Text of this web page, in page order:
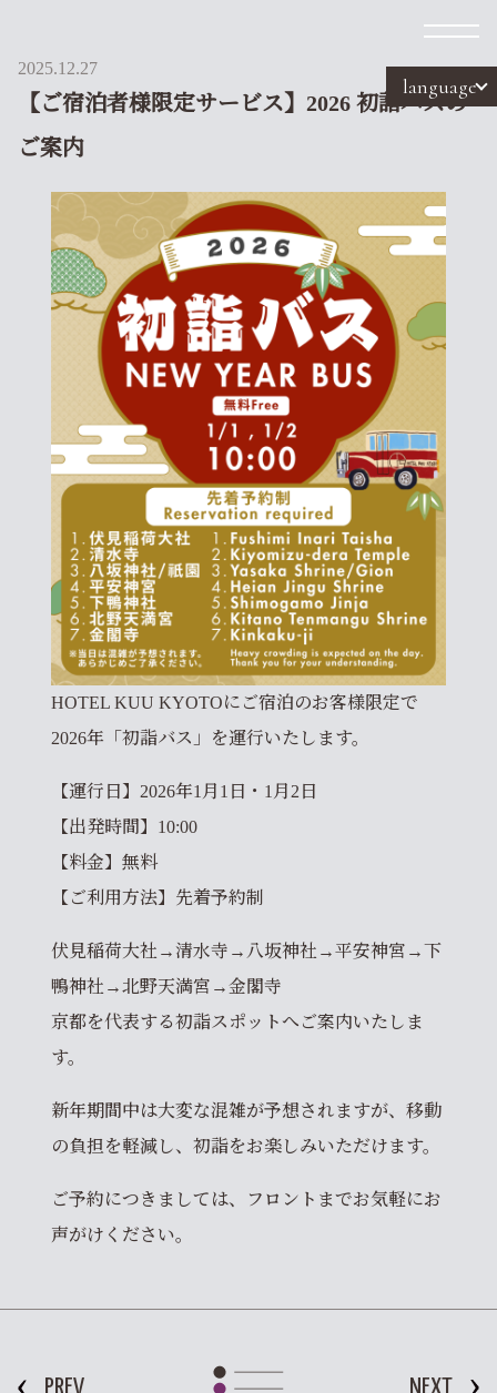
language
2025.12.27
【ご宿泊者様限定サービス】2026 初詣バスの
ご案内
HOTEL KUU KYOTOにご宿泊のお客様限定で
2026年「初詣バス」を運行いたします。
【運行日】2026年1月1日・1月2日
【出発時間】10:00
【料金】無料
【ご利用方法】先着予約制
伏見稲荷大社→清水寺→八坂神社→平安神宮→下
鴨神社→北野天満宮→金閣寺
京都を代表する初詣スポットへご案内いたしま
す。
新年期間中は大変な混雑が予想されますが、移動
の負担を軽減し、初詣をお楽しみいただけます。
ご予約につきましては、フロントまでお気軽にお
声がけください。